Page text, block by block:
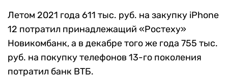
Летом 2021 года 611 тыс. руб. на закупку iPhone
12 потратил принадлежащий «Ростеху»
Новикомбанк, а в декабре того же года 755 тыс.
руб. на покупку телефонов 13-го поколения
потратил банк ВТБ.